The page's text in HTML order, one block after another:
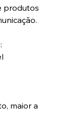
produtos
maior a